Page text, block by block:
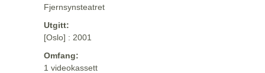
Fjernsynsteatret
Utgitt:
[Oslo] : 2001
Omfang:
1 videokassett